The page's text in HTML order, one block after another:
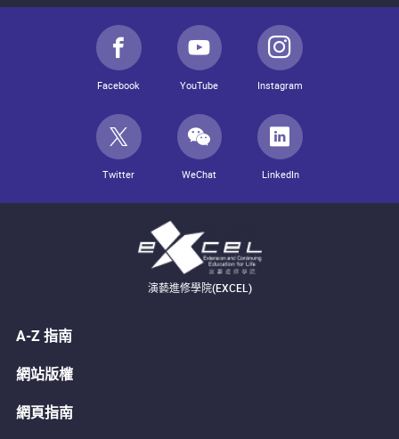
Facebook YouTube Instagram
Twitter WeChat LinkedIn
演藝進修學院(EXCEL)
A-Z 指南
網站版權
網頁指南